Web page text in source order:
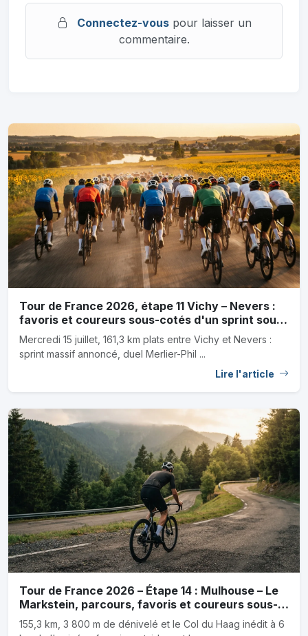
Connectez-vouspour laisser un
commentaire.
Tour de France 2026, étape 11 Vichy – Nevers :
favoris et coureurs sous-cotés d'un sprint sous
canicule
Mercredi 15 juillet, 161,3 km plats entre Vichy et Nevers :
sprint massif annoncé, duel Merlier-Phil ...
Lire l'article
Tour de France 2026 – Étape 14 : Mulhouse – Le
Markstein, parcours, favoris et coureurs sous-
cotés
155,3 km, 3 800 m de dénivelé et le Col du Haag inédit à 6